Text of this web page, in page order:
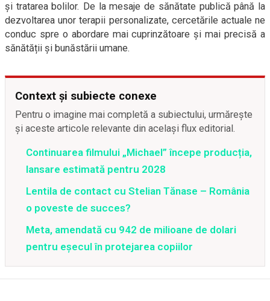
și tratarea bolilor. De la mesaje de sănătate publică până la
dezvoltarea unor terapii personalizate, cercetările actuale ne
conduc spre o abordare mai cuprinzătoare și mai precisă a
sănătății și bunăstării umane.
Context și subiecte conexe
Pentru o imagine mai completă a subiectului, urmărește
și aceste articole relevante din același flux editorial.
Continuarea filmului „Michael” începe producția,
lansare estimată pentru 2028
Lentila de contact cu Stelian Tănase – România
o poveste de succes?
Meta, amendată cu 942 de milioane de dolari
pentru eșecul în protejarea copiilor